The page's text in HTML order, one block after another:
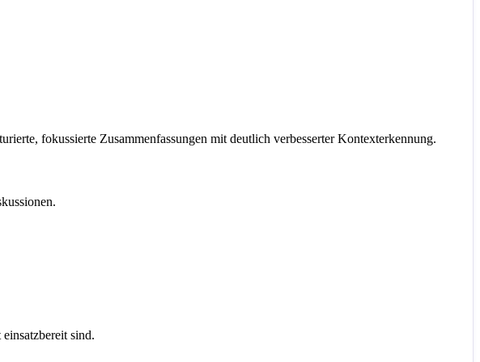
fokussierte Zusammenfassungen mit deutlich verbesserter Kontexterkennung.
sind.